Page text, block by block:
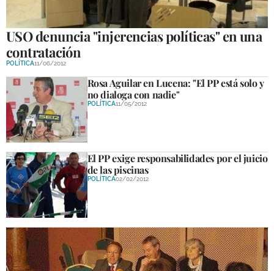
USO denuncia "injerencias políticas" en una
contratación
POLÍTICA11/06/2012
Rosa Aguilar en Lucena: "El PP está solo y
no dialoga con nadie"
POLÍTICA11/05/2012
El PP exige responsabilidades por el juicio
de las piscinas
POLÍTICA02/02/2012